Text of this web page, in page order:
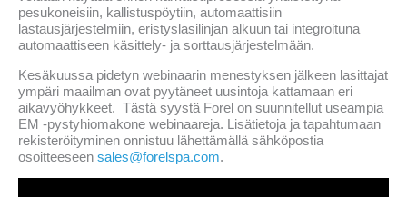
pesukoneisiin, kallistuspöytiin, automaattisiin
lastausjärjestelmiin, eristyslasilinjan alkuun tai integroituna
automaattiseen käsittely- ja sorttausjärjestelmään.
Kesäkuussa pidetyn webinaarin menestyksen jälkeen lasittajat
ympäri maailman ovat pyytäneet uusintoja kattamaan eri
aikavyöhykkeet. Tästä syystä Forel on suunnitellut useampia
EM -pystyhiomakone webinaareja. Lisätietoja ja tapahtumaan
rekisteröityminen onnistuu lähettämällä sähköpostia
osoitteeseen sales@forelspa.com.